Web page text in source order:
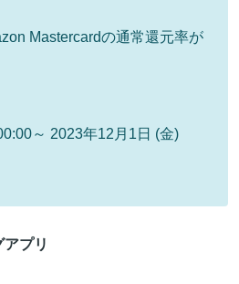
Mastercardの通常還元率が
～ 2023年12月1日 (金)
プリ